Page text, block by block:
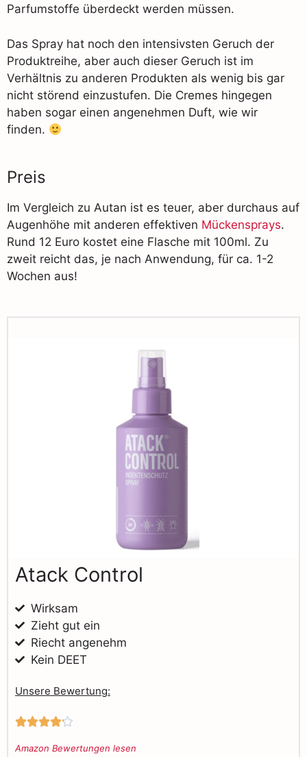
Parfumstoffe überdeckt werden müssen.
Das Spray hat noch den intensivsten Geruch der
Produktreihe, aber auch dieser Geruch ist im
Verhältnis zu anderen Produkten als wenig bis gar
nicht störend einzustufen. Die Cremes hingegen
haben sogar einen angenehmen Duft, wie wir
finden.
Preis
Im Vergleich zu Autan ist es teuer, aber durchaus auf
Augenhöhe mit anderen effektiven Mückensprays.
Rund 12 Euro kostet eine Flasche mit 100ml. Zu
zweit reicht das, je nach Anwendung, für ca. 1-2
Wochen aus!
Atack Control
Wirksam
Zieht gut ein
Riecht angenehm
Kein DEET
Unsere Bewertung:

Amazon Bewertungen lesen